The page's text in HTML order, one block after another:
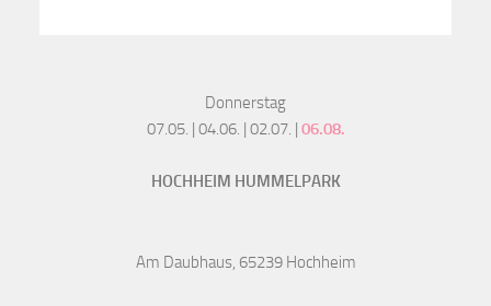
Donnerstag
07.05. | 04.06. | 02.07. | 06.08.
HOCHHEIM HUMMELPARK
Am Daubhaus, 65239 Hochheim